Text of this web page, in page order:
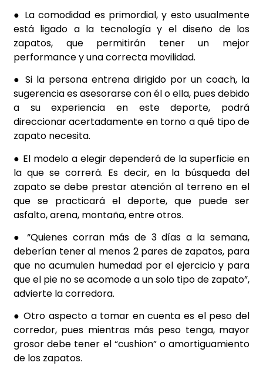
● La comodidad es primordial, y esto usualmente
está ligado a la tecnología y el diseño de los
zapatos, que permitirán tener un mejor
performance y una correcta movilidad.
● Si la persona entrena dirigido por un coach, la
sugerencia es asesorarse con él o ella, pues debido
a su experiencia en este deporte, podrá
direccionar acertadamente en torno a qué tipo de
zapato necesita.
● El modelo a elegir dependerá de la superficie en
la que se correrá. Es decir, en la búsqueda del
zapato se debe prestar atención al terreno en el
que se practicará el deporte, que puede ser
asfalto, arena, montaña, entre otros.
● “Quienes corran más de 3 días a la semana,
deberían tener al menos 2 pares de zapatos, para
que no acumulen humedad por el ejercicio y para
que el pie no se acomode a un solo tipo de zapato”,
advierte la corredora.
● Otro aspecto a tomar en cuenta es el peso del
corredor, pues mientras más peso tenga, mayor
grosor debe tener el “cushion” o amortiguamiento
de los zapatos.